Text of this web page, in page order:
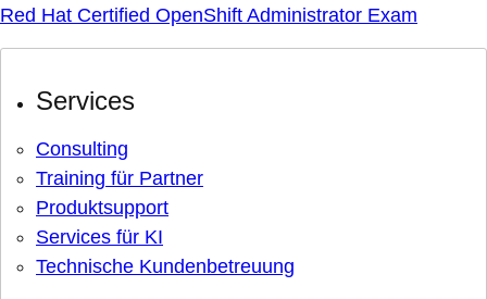
Red Hat Certified OpenShift Administrator Exam
Services
Consulting
Training für Partner
Produktsupport
Services für KI
Technische Kundenbetreuung